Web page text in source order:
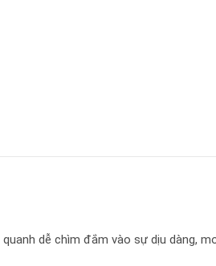
dễ chìm đắm vào sự dịu dàng,